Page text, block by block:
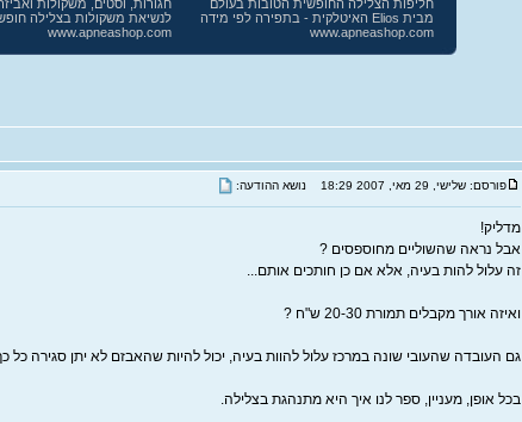
פורסם: שלישי, 29 מאי, 2007 18:29 נושא ההודעה:
מדליק!
אבל נראה שהשוליים מחוספסים ?
זה עלול להות בעיה, אלא אם כן חותכים אותם...
ואיזה אורך מקבלים תמורת 20-30 ש"ח ?
גם העובדה שהעובי שונה במרכז עלול להוות בעיה, יכול להיות שהאבזם לא יתן סגירה כל
בכל אופן, מעניין, ספר לנו איך היא מתנהגת בצלילה.